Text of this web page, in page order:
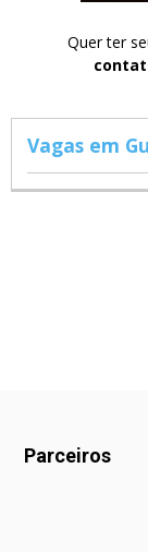
Quer ter
Vagas em
Parceiros